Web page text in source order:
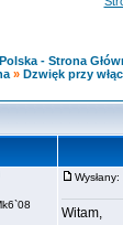
- Strona
» Dzwięk przy
Witam,